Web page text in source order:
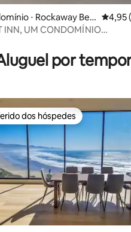
média de 5, 121 avaliações
⋅ Rockaway Bea
4,95
4,95
INN, UM CONDOMÍNIO
PACÍFICOpor
dos hóspedes
dos hóspedes